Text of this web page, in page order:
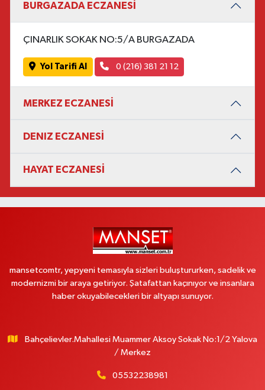
BURGAZADA ECZANESİ
ÇINARLIK SOKAK NO:5/A BURGAZADA
Yol Tarifi Al 0 (216) 381 21 12
MERKEZ ECZANESİ
DENIZ ECZANESİ
HAYAT ECZANESİ
mansetcomtr, yepyeni temasıyla sizleri buluştururken, sadelik ve
modernizmi bir araya getiriyor. Şatafattan kaçınıyor ve insanlara
haber okuyabilecekleri bir altyapı sunuyor.
Bahçelievler.Mahallesi Muammer Aksoy Sokak No:1/2 Yalova
/ Merkez
05532238981